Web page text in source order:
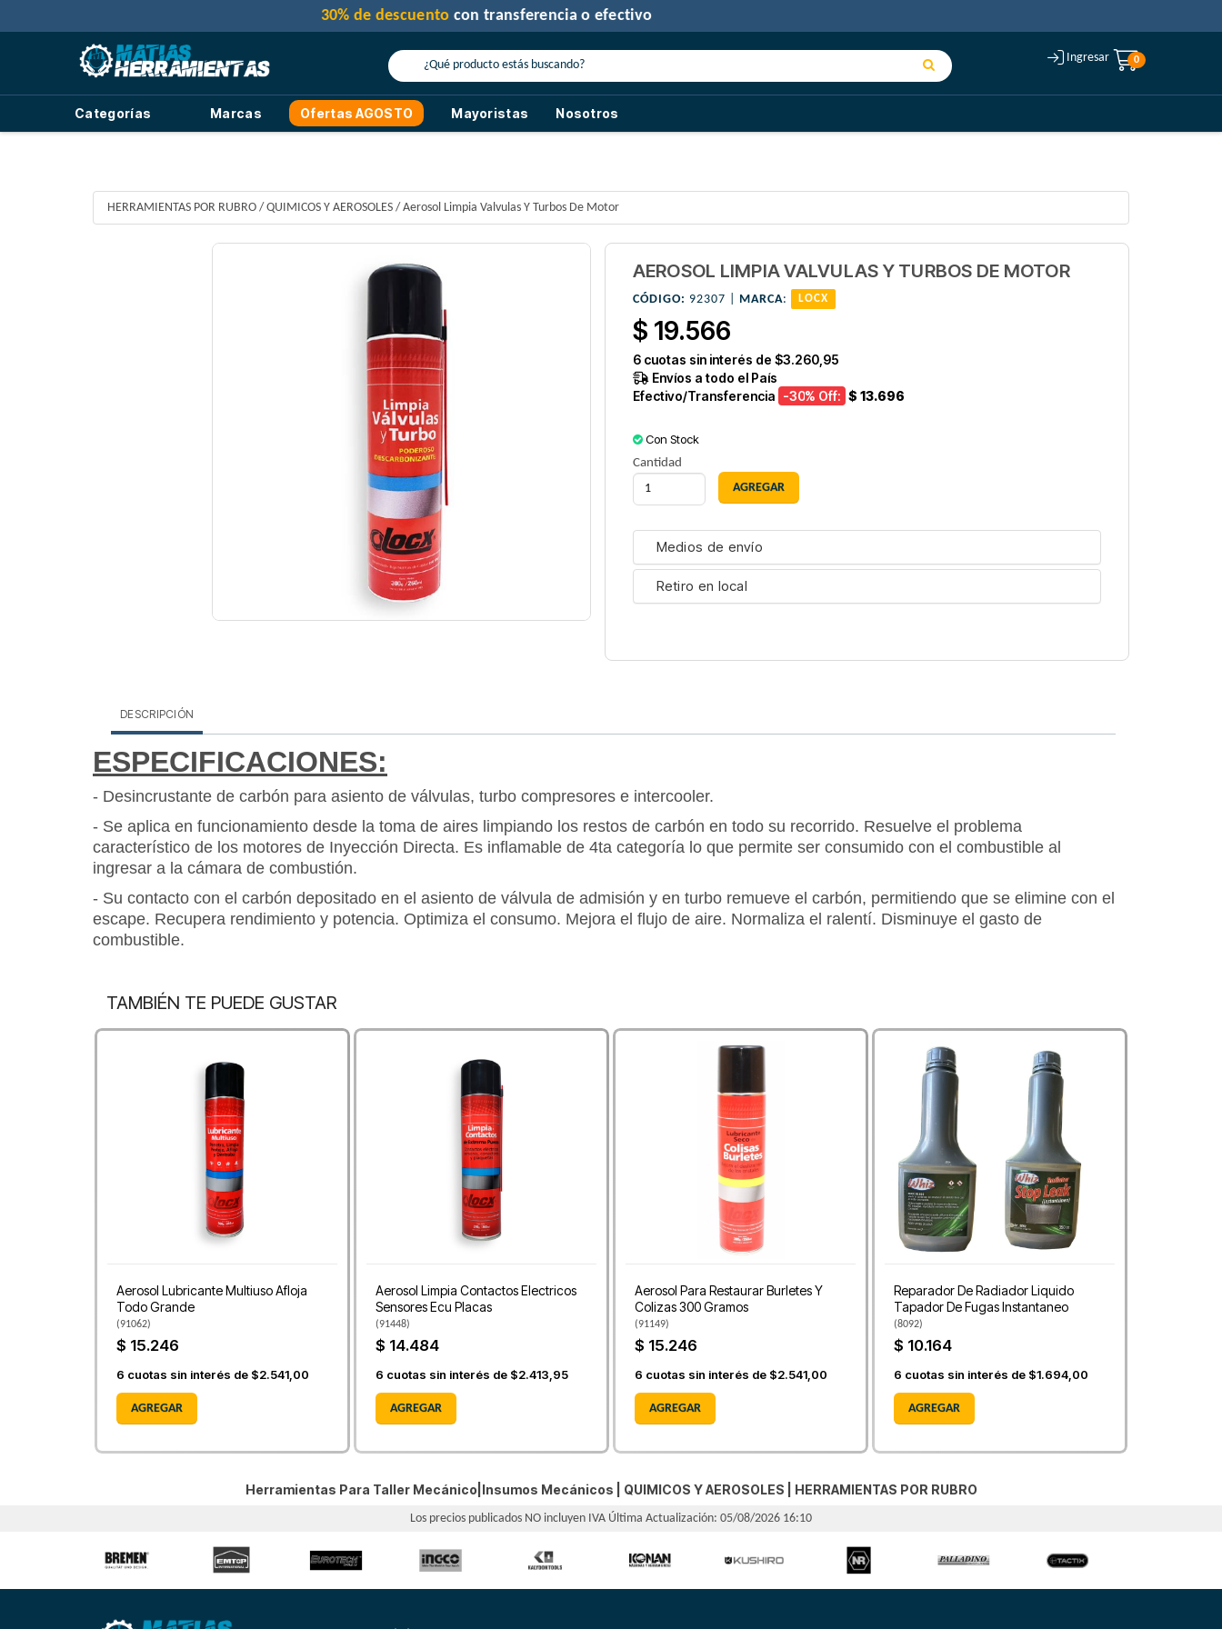
Ingresar 0
Categorías Marcas Ofertas AGOSTO Mayoristas Nosotros
30% de descuento con transferencia o efectivo
HERRAMIENTAS POR RUBRO / QUIMICOS Y AEROSOLES / Aerosol Limpia Valvulas Y Turbos De Motor
AEROSOL LIMPIA VALVULAS Y TURBOS DE MOTOR
CÓDIGO: 92307 | MARCA: LOCX
$ 19.566
6cuotas sin interés de $3.260,95
Envíos a todo el País
Efectivo/Transferencia -30% Off: $ 13.696
Con Stock
Cantidad
Medios de envío
Retiro en local
DESCRIPCIÓN
ESPECIFICACIONES:
- Desincrustante de carbón para asiento de válvulas, turbo compresores e intercooler.
- Se aplica en funcionamiento desde la toma de aires limpiando los restos de carbón en todo su recorrido. Resuelve el problema
característico de los motores de Inyección Directa. Es inflamable de 4ta categoría lo que permite ser consumido con el combustible al
ingresar a la cámara de combustión.
- Su contacto con el carbón depositado en el asiento de válvula de admisión y en turbo remueve el carbón, permitiendo que se elimine con el
escape. Recupera rendimiento y potencia. Optimiza el consumo. Mejora el flujo de aire. Normaliza el ralentí. Disminuye el gasto de
combustible.
TAMBIÉN TE PUEDE GUSTAR
Aerosol Lubricante Multiuso Afloja
Todo Grande
(91062)
$ 15.246
6 cuotas sin interés de $2.541,00
AGREGAR
Aerosol Limpia Contactos Electricos
Sensores Ecu Placas
(91448)
$ 14.484
6 cuotas sin interés de $2.413,95
AGREGAR
Aerosol Para Restaurar Burletes Y
Colizas 300 Gramos
(91149)
$ 15.246
6 cuotas sin interés de $2.541,00
AGREGAR
Reparador De Radiador Liquido
Tapador De Fugas Instantaneo
(8092)
$ 10.164
6 cuotas sin interés de $1.694,00
AGREGAR
Herramientas Para Taller Mecánico|Insumos Mecánicos | QUIMICOS Y AEROSOLES HERRAMIENTAS POR RUBRO
Los precios publicados NO incluyen IVA Última Actualización: 05/08/2026 16:10